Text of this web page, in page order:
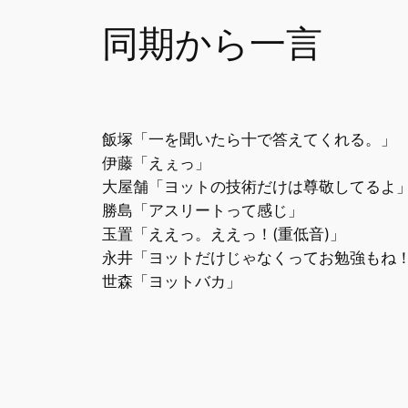
同期から一言
飯塚「一を聞いたら十で答えてくれる。」
伊藤「えぇっ」
大屋舗「ヨットの技術だけは尊敬してるよ
勝島「アスリートって感じ」
玉置「ええっ。ええっ！(重低音)」
永井「ヨットだけじゃなくってお勉強もね
世森「ヨットバカ」